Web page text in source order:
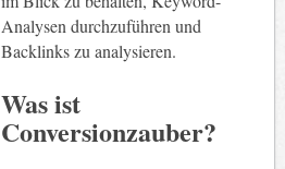
Analysen durchzuführen und
Backlinks zu analysieren.
Was ist
Conversionzauber?